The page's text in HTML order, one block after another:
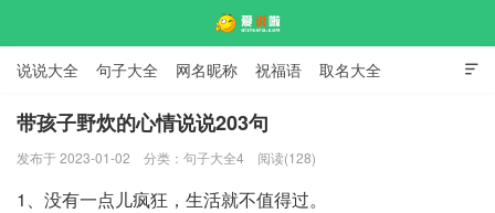

说说大全 句子大全 网名昵称 祝福语 取名大全
标语口号 签名大全
带孩子野炊的心情说说203句
发布于 2023-01-02 分类： 句子大全4 阅读(128)
1、没有一点儿疯狂，生活就不值得过。